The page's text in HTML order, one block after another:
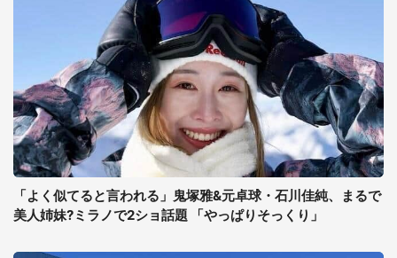
「よく似てると言われる」鬼塚雅&元卓球・石川佳純、まるで
美人姉妹?ミラノで2ショ話題 「やっぱりそっくり」